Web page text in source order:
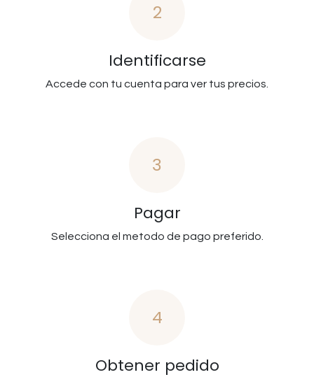
2
Identificarse
Accede con tu cuenta para ver tus precios.
3
Pagar
Selecciona el metodo de pago preferido.
4
Obtener pedido